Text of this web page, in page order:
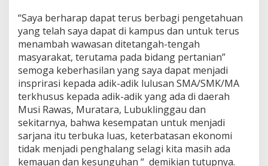
“Saya berharap dapat terus berbagi pengetahuan
yang telah saya dapat di kampus dan untuk terus
menambah wawasan ditetangah-tengah
masyarakat, terutama pada bidang pertanian”
semoga keberhasilan yang saya dapat menjadi
insprirasi kepada adik-adik lulusan SMA/SMK/MA
terkhusus kepada adik-adik yang ada di daerah
Musi Rawas, Muratara, Lubuklinggau dan
sekitarnya, bahwa kesempatan untuk menjadi
sarjana itu terbuka luas, keterbatasan ekonomi
tidak menjadi penghalang selagi kita masih ada
kemauan dan kesunguhan “ demikian tutupnya.